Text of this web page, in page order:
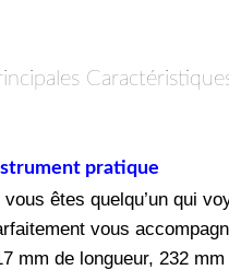
pratique
vous êtes quelqu’un qui
vous
mm de longueur, 232